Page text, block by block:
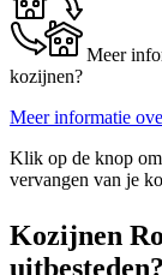
Meer
kozijnen?
Meer informatie
Klik op de knop
vervangen van je
Kozijnen
uitbesteden?